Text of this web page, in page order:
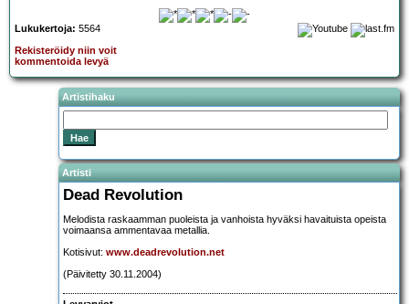
Lukukertoja: 5564
Rekisteröidy niin voit
kommentoida levyä
Artistihaku
Artisti
Dead Revolution
Melodista raskaamman puoleista ja vanhoista hyväksi havaituista opeista
voimaansa ammentavaa metallia.
Kotisivut: www.deadrevolution.net
(Päivitetty 30.11.2004)